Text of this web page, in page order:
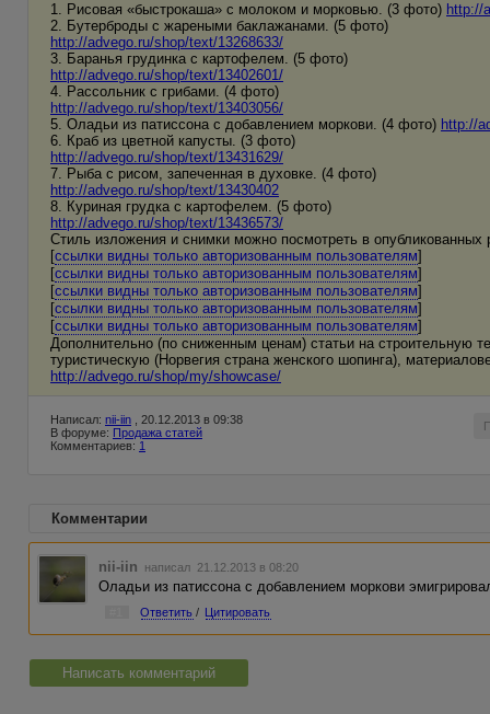
1. Рисовая «быстрокаша» с молоком и морковью. (3 фото) http://
2. Бутерброды с жареными баклажанами. (5 фото)
http://advego.ru/shop/text/13268633/
3. Баранья грудинка с картофелем. (5 фото)
http://advego.ru/shop/text/13402601/
4. Рассольник с грибами. (4 фото)
http://advego.ru/shop/text/13403056/
5. Оладьи из патиссона с добавлением моркови. (4 фото) http://
6. Краб из цветной капусты. (3 фото)
http://advego.ru/shop/text/13431629/
7. Рыба с рисом, запеченная в духовке. (4 фото)
http://advego.ru/shop/text/13430402
8. Куриная грудка с картофелем. (5 фото)
http://advego.ru/shop/text/13436573/
Стиль изложения и снимки можно посмотреть в опубликованных
[ссылки видны только авторизованным пользователям]
[ссылки видны только авторизованным пользователям]
[ссылки видны только авторизованным пользователям]
[ссылки видны только авторизованным пользователям]
[ссылки видны только авторизованным пользователям]
Дополнительно (по сниженным ценам) статьи на строительную
туристическую (Норвегия страна женского шопинга),
http://advego.ru/shop/my/showcase/
Написал: nii-iin , 20.12.2013 в 09:38
В форуме: Продажа статей
Комментариев: 1
Комментарии
nii-iin написал 21.12.2013 в 08:20
Оладьи из патиссона с добавлением моркови
Ответить / Цитировать
Написать комментарий